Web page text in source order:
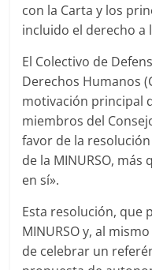
con la Carta y los
incluido el derecho a
El Colectivo de
Derechos Humanos
motivación principal
miembros del
favor de la
de la MINURSO,
en sí».
Esta resolución, que
MINURSO y, al
de celebrar un